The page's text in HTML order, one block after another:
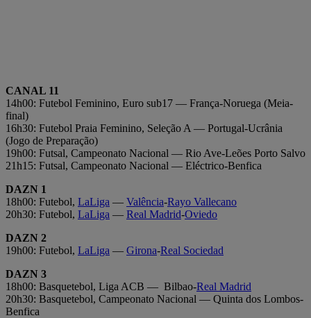
CANAL 11
14h00: Futebol Feminino, Euro sub17 — França-Noruega (Meia-
final)
16h30: Futebol Praia Feminino, Seleção A — Portugal-Ucrânia
(Jogo de Preparação)
19h00: Futsal, Campeonato Nacional — Rio Ave-Leões Porto Salvo
21h15: Futsal, Campeonato Nacional — Eléctrico-Benfica
DAZN 1
18h00: Futebol, LaLiga — Valência-Rayo Vallecano
20h30: Futebol, LaLiga — Real Madrid-Oviedo
DAZN 2
19h00: Futebol, LaLiga — Girona-Real Sociedad
DAZN 3
18h00: Basquetebol, Liga ACB — Bilbao-Real Madrid
20h30: Basquetebol, Campeonato Nacional — Quinta dos Lombos-
Benfica